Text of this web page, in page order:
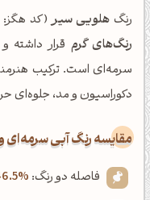
رنگ هلویی سیر(کد هگز:
رنگ‌های گرم قرار داشته
سرمه‌ای است. ترکیب
دکوراسیون و مد، جلوه‌ای
‌مقایسه رنگ آبی
فاصله دو رنگ: